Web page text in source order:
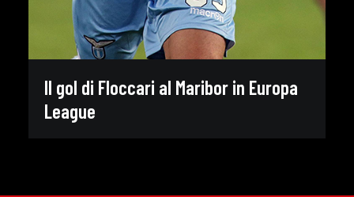
Il gol di Floccari al Maribor in Europa
League